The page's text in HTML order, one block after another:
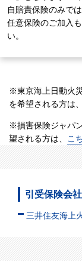
自賠責保険のみで
任意保険のご加入
い。
※東京海上日動火
を希望される方は、
※損害保険ジャパ
望される方は、
こ
引受保険会社
三井住友海上